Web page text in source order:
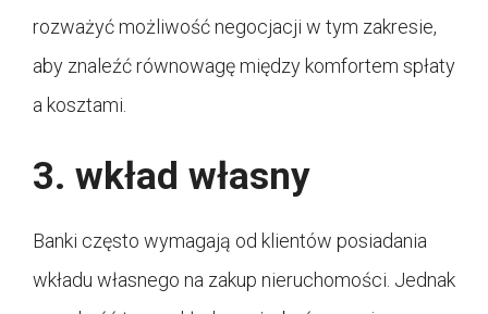
rozważyć możliwość negocjacji w tym zakresie,
aby znaleźć równowagę między komfortem spłaty
a kosztami.
3. wkład własny
Banki często wymagają od klientów posiadania
wkładu własnego na zakup nieruchomości. Jednak